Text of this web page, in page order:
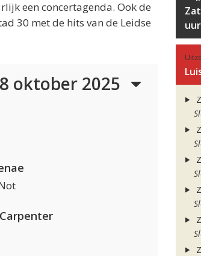
een concertagenda. Ook de
30 met de hits van de Leidse
oktober 2025
uur